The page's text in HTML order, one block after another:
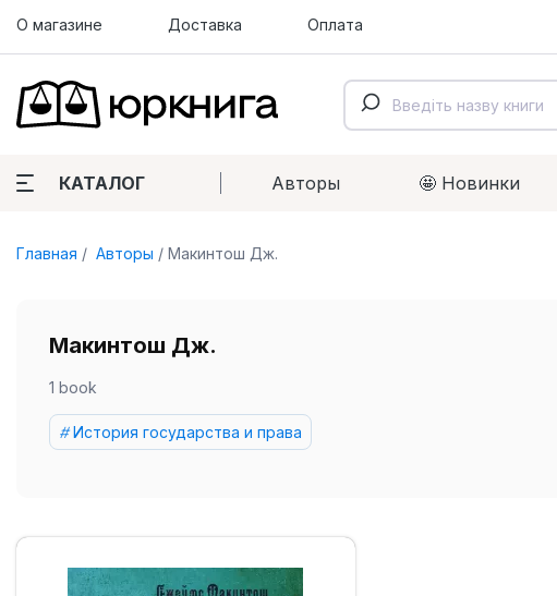
О магазине Доставка Оплата
КАТАЛОГ Авторы 🤩 Новинки
Главная Авторы Макинтош Дж.
Макинтош Дж.
1 book
История государства и права